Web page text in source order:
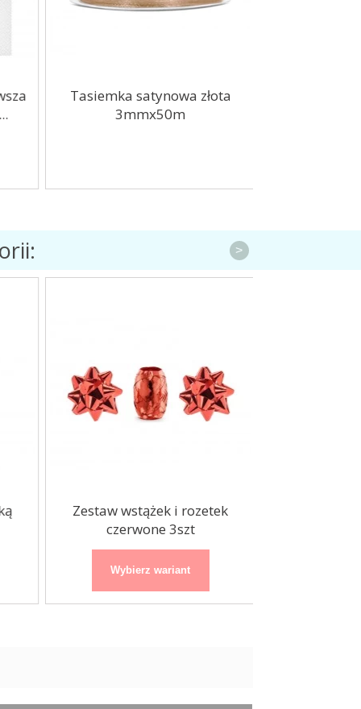
Tasiemka satynowa złota
3mmx50m
Zestaw wstążek i rozetek
czerwone 3szt
Wybierz wariant
>